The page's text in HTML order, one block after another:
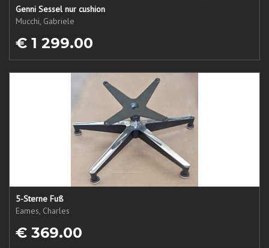
Genni Sessel nur cushion
Mucchi, Gabriele
€ 1 299.00
5-Sterne Fuß
Eames, Charles
€ 369.00